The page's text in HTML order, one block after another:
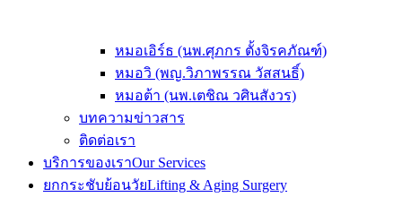
หมอเอิร์ธ (นพ.ศุภกร ตั้งจิรคภัณฑ์)
หมอวิ (พญ.วิภาพรรณ วัสสนธิ์)
หมอต้า (นพ.เตชิณ วศินสังวร)
บทความข่าวสาร
ติดต่อเรา
บริการของเราOur Services
ยกกระชับย้อนวัยLifting & Aging Surgery